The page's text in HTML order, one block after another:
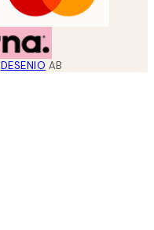
DESENIO AB